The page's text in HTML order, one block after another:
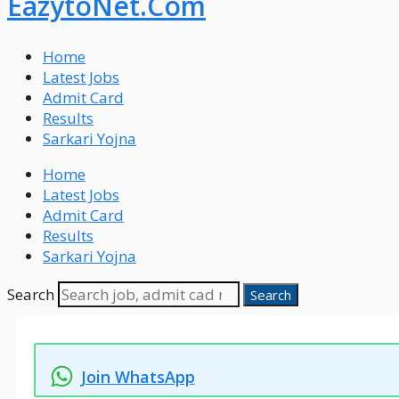
Home
Latest Jobs
Admit Card
Results
Sarkari Yojna
Home
Latest Jobs
Admit Card
Results
Sarkari Yojna
Search
Search
Join WhatsApp